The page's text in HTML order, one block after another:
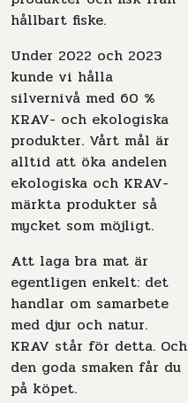
hållbart fiske.
Under 2022 och 2023
kunde vi hålla
silvernivå med 60 %
KRAV- och ekologiska
produkter. Vårt mål är
alltid att öka andelen
ekologiska och KRAV-
märkta produkter så
mycket som möjligt.
Att laga bra mat är
egentligen enkelt: det
handlar om samarbete
med djur och natur.
KRAV står för detta. Och
den goda smaken får du
på köpet.